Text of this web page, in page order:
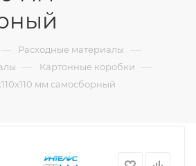
— Расходные материалы —
— Картонные коробки —
мм самосборный